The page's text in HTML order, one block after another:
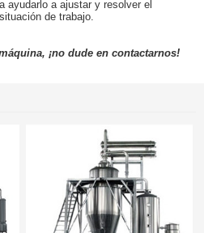
ayudarlo a ajustar y resolver el
de trabajo.
¡no dude en contactarnos!